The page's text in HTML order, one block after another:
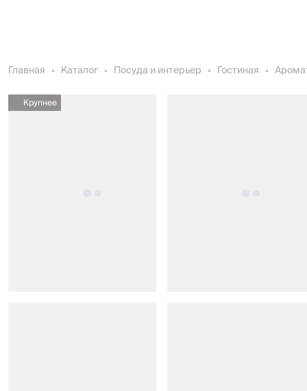
Главная Каталог Посуда и интерьер Гостиная
Крупнее